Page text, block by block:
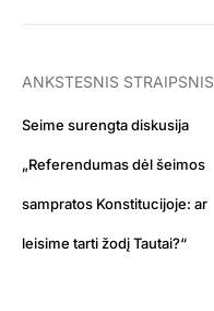
ANKSTESNIS STRAIPSNIS
Seime surengta diskusija
„Referendumas dėl šeimos
sampratos Konstitucijoje: ar
leisime tarti žodį Tautai?“